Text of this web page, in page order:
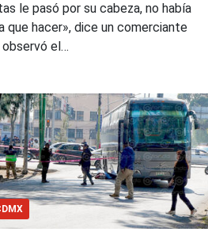
le pasó por su cabeza, no había
que hacer», dice un comerciante
observó el…